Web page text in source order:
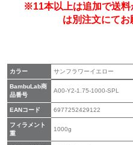
※11本以上は追加で送料
は別注文にてお
カラー サンフラワーイエロー
BambuLab商
品番号
A00-Y2-1.75-1000-SPL
EANコード 6977252429122
フィラメント
重
1000g